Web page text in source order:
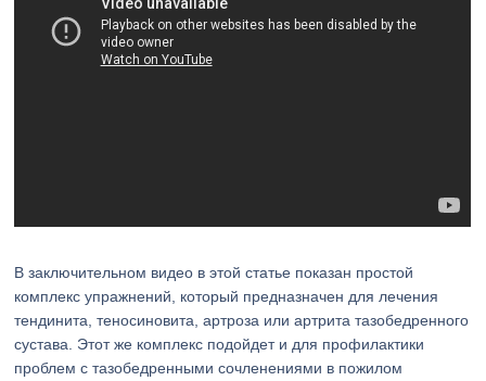
В заключительном видео в этой статье показан простой
комплекс упражнений, который предназначен для лечения
тендинита, теносиновита, артроза или артрита тазобедренного
сустава. Этот же комплекс подойдет и для профилактики
проблем с тазобедренными сочленениями в пожилом